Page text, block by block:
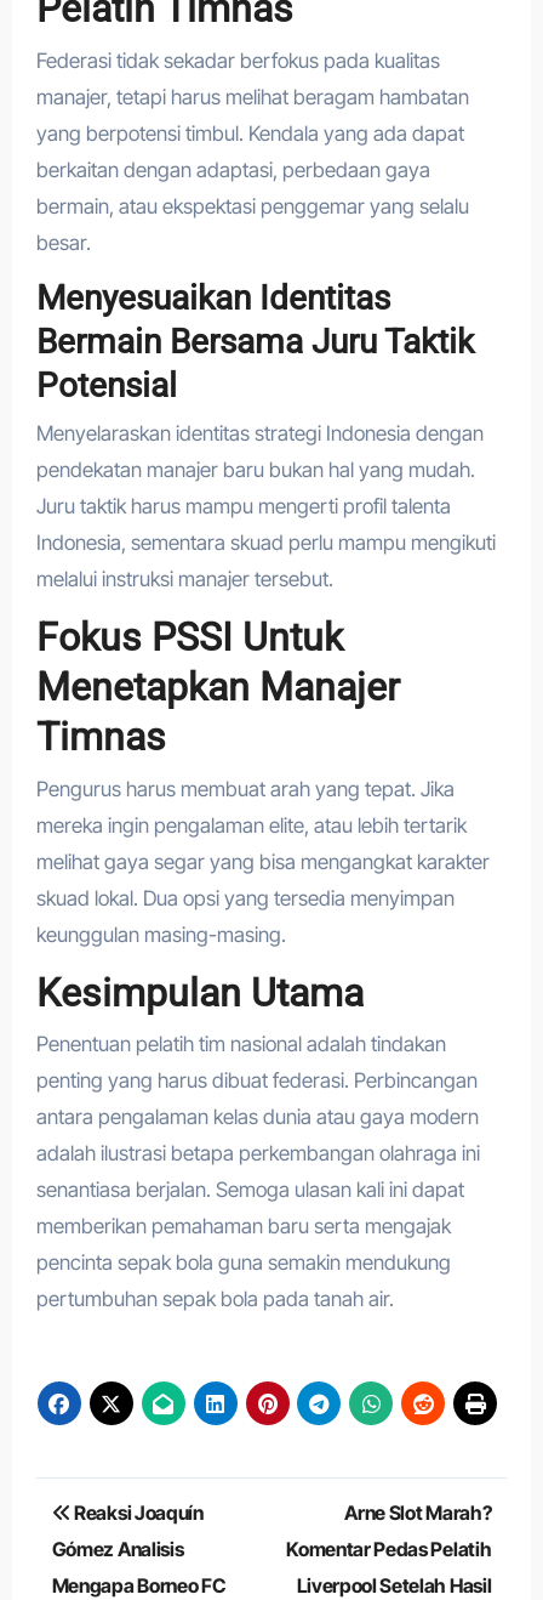
Federasi tidak sekadar berfokus pada kualitas
manajer, tetapi harus melihat beragam hambatan
yang berpotensi timbul. Kendala yang ada dapat
berkaitan dengan adaptasi, perbedaan gaya
bermain, atau ekspektasi penggemar yang selalu
besar.
Menyesuaikan Identitas
Bermain Bersama Juru Taktik
Potensial
Menyelaraskan identitas strategi Indonesia dengan
pendekatan manajer baru bukan hal yang mudah.
Juru taktik harus mampu mengerti profil talenta
Indonesia, sementara skuad perlu mampu mengikuti
melalui instruksi manajer tersebut.
Fokus PSSI Untuk
Menetapkan Manajer
Timnas
Pengurus harus membuat arah yang tepat. Jika
mereka ingin pengalaman elite, atau lebih tertarik
melihat gaya segar yang bisa mengangkat karakter
skuad lokal. Dua opsi yang tersedia menyimpan
keunggulan masing-masing.
Kesimpulan Utama
Penentuan pelatih tim nasional adalah tindakan
penting yang harus dibuat federasi. Perbincangan
antara pengalaman kelas dunia atau gaya modern
adalah ilustrasi betapa perkembangan olahraga ini
senantiasa berjalan. Semoga ulasan kali ini dapat
memberikan pemahaman baru serta mengajak
pencinta sepak bola guna semakin mendukung
pertumbuhan sepak bola pada tanah air.
Navigasi
pos
Reaksi Joaquín
Gómez Analisis
Mengapa Borneo FC
Arne Slot Marah?
Komentar Pedas Pelatih
Liverpool Setelah Hasil